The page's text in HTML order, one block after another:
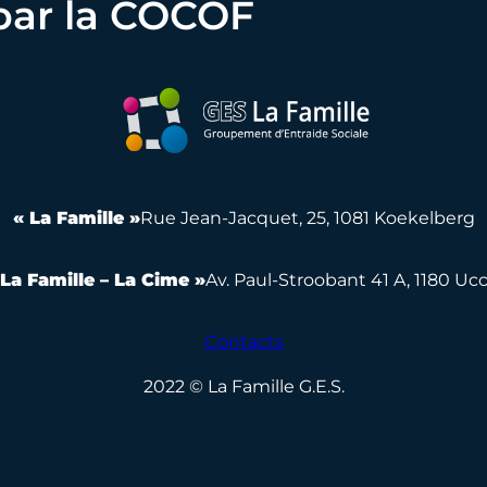
la COCOF
« La Famille »Rue Jean-Jacquet, 25, 1081 Koekelberg
Famille – La Cime »Av. Paul-Stroobant 41 A, 1180
Contacts
2022 © La Famille G.E.S.